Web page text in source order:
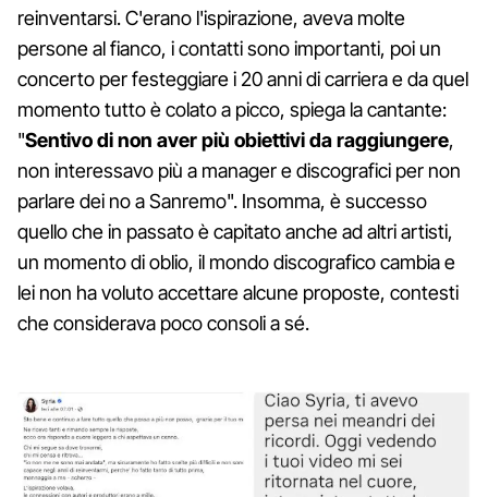
reinventarsi. C'erano l'ispirazione, aveva molte
persone al fianco, i contatti sono importanti, poi un
concerto per festeggiare i 20 anni di carriera e da quel
momento tutto è colato a picco, spiega la cantante:
"Sentivo di non aver più obiettivi da raggiungere,
non interessavo più a manager e discografici per non
parlare dei no a Sanremo". Insomma, è successo
quello che in passato è capitato anche ad altri artisti,
un momento di oblio, il mondo discografico cambia e
lei non ha voluto accettare alcune proposte, contesti
che considerava poco consoli a sé.